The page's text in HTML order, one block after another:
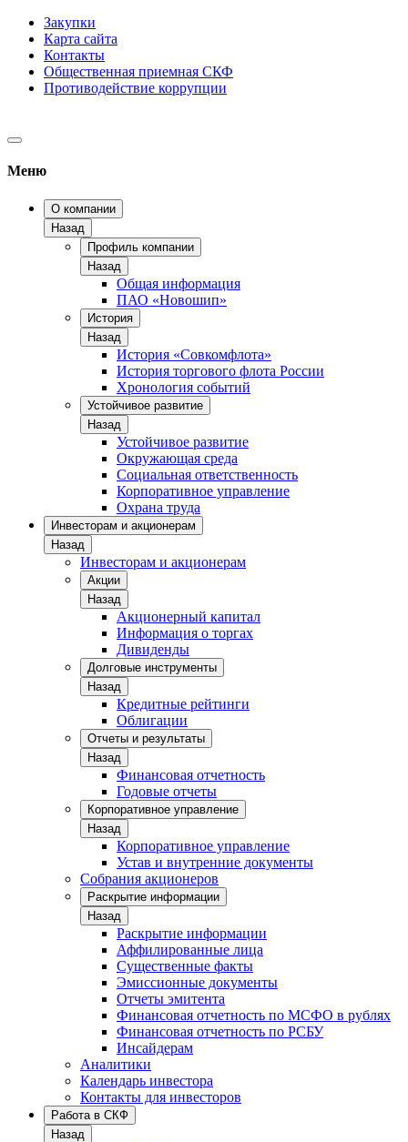
Закупки
Карта сайта
Контакты
Общественная приемная СКФ
Противодействие коррупции
Меню
О компании
Назад
Профиль компании
Назад
Общая информация
ПАО «Новошип»
История
Назад
История «Совкомфлота»
История торгового флота России
Хронология событий
Устойчивое развитие
Назад
Устойчивое развитие
Окружающая среда
Социальная ответственность
Корпоративное управление
Охрана труда
Инвесторам и акционерам
Назад
Инвесторам и акционерам
Акции
Назад
Акционерный капитал
Информация о торгах
Дивиденды
Долговые инструменты
Назад
Кредитные рейтинги
Облигации
Отчеты и результаты
Назад
Финансовая отчетность
Годовые отчеты
Корпоративное управление
Назад
Корпоративное управление
Устав и внутренние документы
Собрания акционеров
Раскрытие информации
Назад
Раскрытие информации
Аффилированные лица
Существенные факты
Эмиссионные документы
Отчеты эмитента
Финансовая отчетность по МСФО в рублях
Финансовая отчетность по РСБУ
Инсайдерам
Аналитики
Календарь инвестора
Контакты для инвесторов
Работа в СКФ
Назад